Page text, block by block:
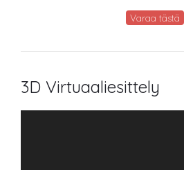
Varaa tästä
3D Virtuaaliesittely